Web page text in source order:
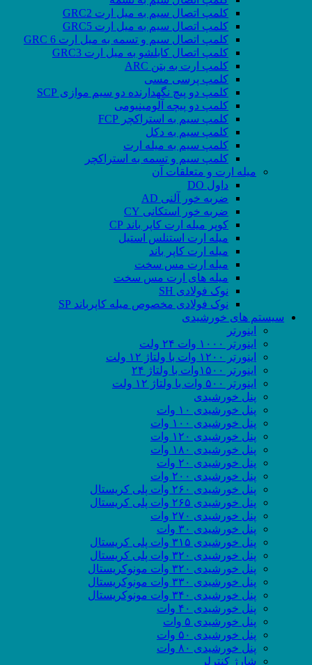
کلمپ اتصال سیم به میل ارت GRC2
کلمپ اتصال سیم به میل ارت GRC5
کلمپ اتصال سیم و تسمه به میل ارت GRC 6
کلمپ اتصال کابلشو به میل ارت GRC3
کلمپ ارت به بتن ARC
کلمپ پرسی مسی
کلمپ دو پیچ نگهدارنده دو سیم موازی SCP
کلمپ دو پیچه آلومینیومی
کلمپ سیم به استراکچر FCP
کلمپ سیم به دکل
کلمپ سیم به میله ارت
کلمپ سیم و تسمه به استراکچر
میله ارت و متعلقات آن
داول DO
ضربه خور آلنی AD
ضربه خور استکانی CY
کوپر میله ارت کاپر باند CP
میله ارت استنلس استیل
میله ارت کاپر باند
میله ارت مس سخت
میله های ارت مس سخت
نوک فولادی SH
نوک فولادی مخصوص میله کاپرباند SP
سیستم های خورشیدی
اینورتر
اینورتر ۱۰۰۰ وات ۲۴ ولت
اینورتر ۱۲۰۰ وات با ولتاژ ۱۲ ولت
اینورتر ۱۵۰۰وات با ولتاژ ۲۴
اینورتر ۵۰۰ وات با ولتاژ ۱۲ ولت
پنل خورشیدی
پنل خورشیدی ۱۰ وات
پنل خورشیدی ۱۰۰ وات
پنل خورشیدی ۱۲۰ وات
پنل خورشیدی ۱۸۰ وات
پنل خورشیدی ۲۰ وات
پنل خورشیدی ۲۰۰ وات
پنل خورشیدی ۲۶۰ وات پلی کریستال
پنل خورشیدی ۲۶۵ وات پلی کریستال
پنل خورشیدی ۲۷۰ وات
پنل خورشیدی ۳۰ وات
پنل خورشیدی ۳۱۵ وات پلی کریستال
پنل خورشیدی ۳۲۰ وات پلی کریستال
پنل خورشیدی ۳۲۰ وات مونوکریستال
پنل خورشیدی ۳۳۰ وات مونوکریستال
پنل خورشیدی ۳۴۰ وات مونوکریستال
پنل خورشیدی ۴۰ وات
پنل خورشیدی ۵ وات
پنل خورشیدی ۵۰ وات
پنل خورشیدی ۸۰ وات
شارژ کنترلر